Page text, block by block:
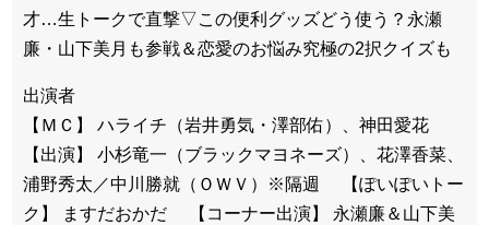
才…生トークで直撃▽この便利グッズどう使う？永瀬
廉・山下美月も参戦＆恋愛のお悩み究極の2択クイズも
出演者
【ＭＣ】 ハライチ（岩井勇気・澤部佑）、神田愛花
【出演】 小杉竜一（ブラックマヨネーズ）、花澤香菜、
浦野秀太／中川勝就（ＯＷＶ）※隔週 【ぽいぽいトー
ク】 ますだおかだ 【コーナー出演】 永瀬廉＆山下美